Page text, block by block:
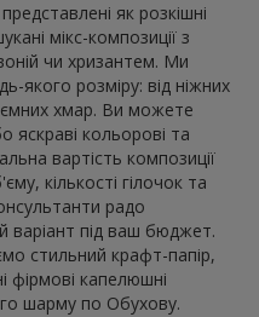
як розкішні
мікс-композиції з
чи хризантем. Ми
якого розміру: від ніжних
хмар. Ви можете
яскраві кольорові та
вартість композиції
кількості гілочок та
радо
варіант під ваш бюджет.
стильний крафт-папір,
фірмові капелюшні
шарму по Обухову.